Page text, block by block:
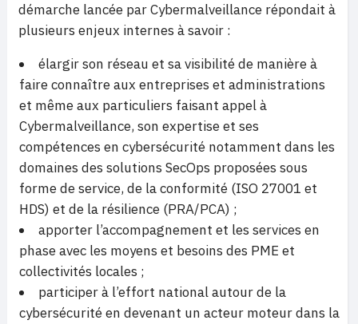
démarche lancée par Cybermalveillance répondait à
plusieurs enjeux internes à savoir :
élargir son réseau et sa visibilité de manière à
faire connaître aux entreprises et administrations
et même aux particuliers faisant appel à
Cybermalveillance, son expertise et ses
compétences en cybersécurité notamment dans les
domaines des solutions SecOps proposées sous
forme de service, de la conformité (ISO 27001 et
HDS) et de la résilience (PRA/PCA) ;
apporter l’accompagnement et les services en
phase avec les moyens et besoins des PME et
collectivités locales ;
participer à l’effort national autour de la
cybersécurité en devenant un acteur moteur dans la